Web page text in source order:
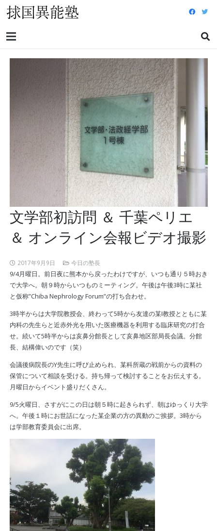
文学部初訪問 ＆ 千葉ペリエ
＆ オンライン会報ビデオ撮影
2017年9月9日 今日の塾長
9/4月曜日。前日夜に熊本から戻ったわけですが、いつも通り５時おき
で大学へ。朝９時からいつものミーティング。午後は午後3時に某社
と仮称”Chiba Nephrology Forum”の打ち合わせ。
3時半からは大学院教授会、終わって5時から友達の某I教授とともに某
内科の先生らと近赤外光を用いた医療機器を利用する臨床研究の打合
せ。続いて5時半からは亥鼻分館長として亥鼻地区部局長会議。分館
長、結構偉いのです（笑）
会議後病院長のY先生に呼び止められ、某科所蔵の戦前からの資料の
保管について相談を受ける。持ち帰って検討することをお伝えする。
月曜日からイベント盛りだくさん。
9/5火曜日、さすがにこの日は朝５時に起きられず、朝はゆっくり大学
へ。午後１時にお世話になった某企業の方の異動のご挨拶。3時から
は学部教育委員会に出席。